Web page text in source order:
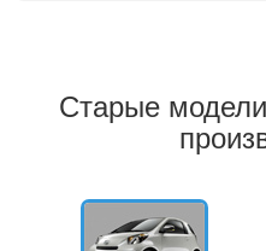
Старые